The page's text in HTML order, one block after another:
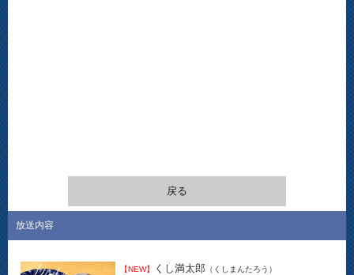
戻る
放送内容
【NEW】 くし満太郎 （くしまんたろう）